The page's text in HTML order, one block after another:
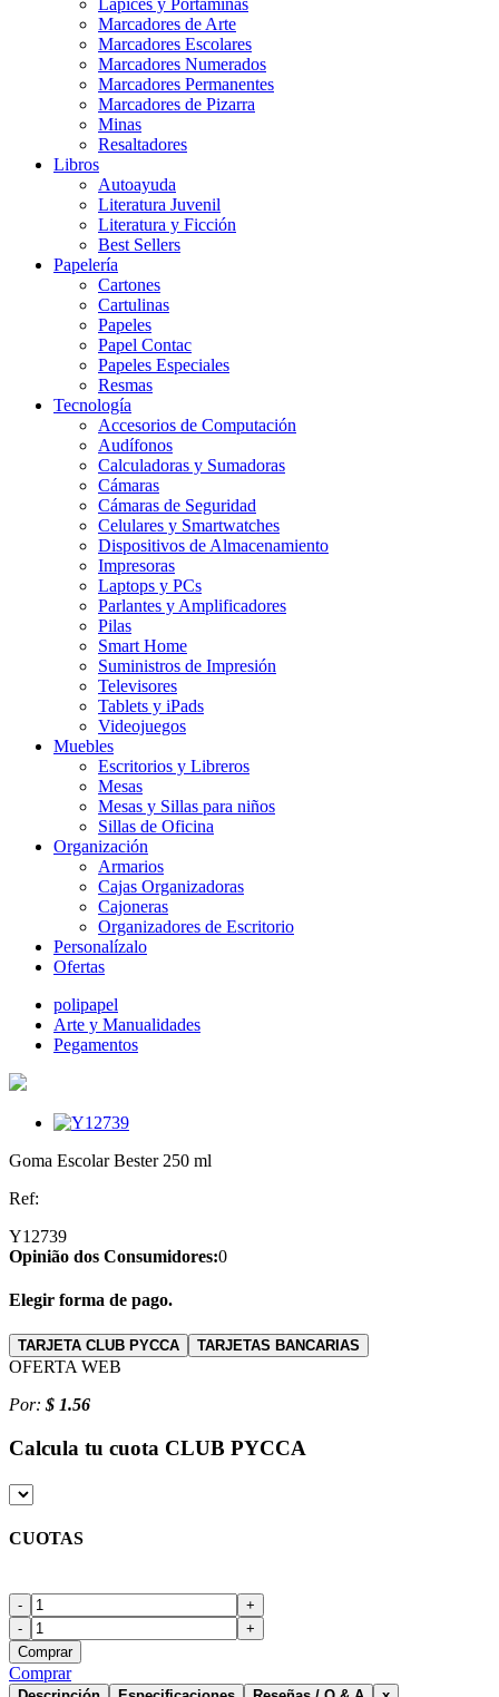
Marcadores de Arte
Marcadores Escolares
Marcadores Numerados
Marcadores Permanentes
Marcadores de Pizarra
Minas
Resaltadores
Libros
Autoayuda
Literatura Juvenil
Literatura y Ficción
Best Sellers
Papelería
Cartones
Cartulinas
Papeles
Papel Contac
Papeles Especiales
Resmas
Tecnología
Accesorios de Computación
Audífonos
Calculadoras y Sumadoras
Cámaras
Cámaras de Seguridad
Celulares y Smartwatches
Dispositivos de Almacenamiento
Impresoras
Laptops y PCs
Parlantes y Amplificadores
Pilas
Smart Home
Suministros de Impresión
Televisores
Tablets y iPads
Videojuegos
Muebles
Escritorios y Libreros
Mesas
Mesas y Sillas para niños
Sillas de Oficina
Organización
Armarios
Cajas Organizadoras
Cajoneras
Organizadores de Escritorio
Personalízalo
Ofertas
polipapel
Arte y Manualidades
Pegamentos
Goma Escolar Bester 250 ml
Ref:
Y12739
Opinião dos Consumidores:0
Elegir forma de pago.
TARJETA CLUB PYCCA TARJETAS BANCARIAS
OFERTA WEB
Por: $ 1.56
Calcula tu cuota CLUB PYCCA
CUOTAS
-
+
-
+
Comprar
Comprar